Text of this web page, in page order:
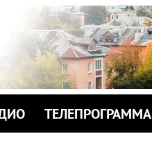
ТЕЛЕПРОГРАММА